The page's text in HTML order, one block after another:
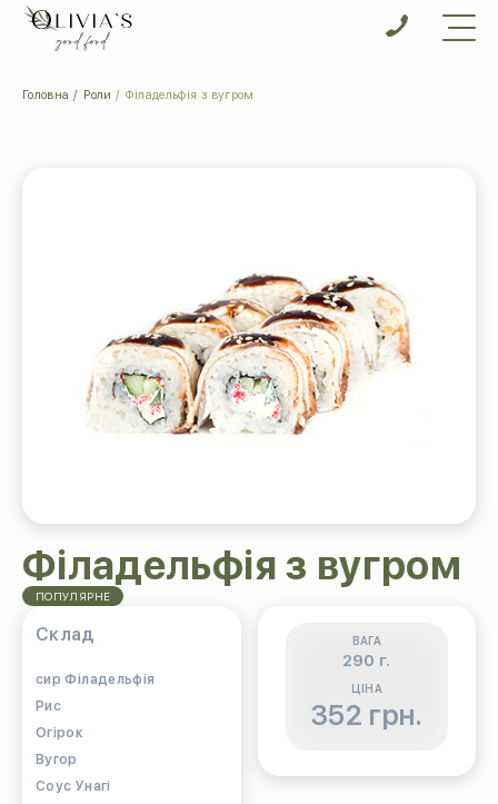
Головна Роли Філадельфія з вугром
Філадельфія з вугром
ПОПУЛЯРНЕ
Склад
сир Філадельфія
Рис
Огірок
Вугор
Соус Унагі
ВАГА
290 г.
ЦІНА
352 грн.